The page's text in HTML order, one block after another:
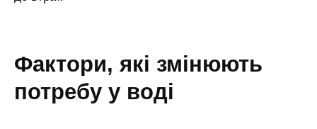
фактори, які змінюють
потребу у воді